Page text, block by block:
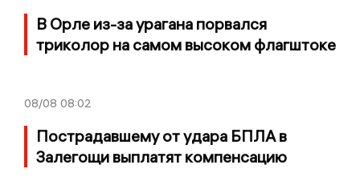
В Орле из-за урагана порвался
триколор на самом высоком флагштоке
08/08 08:02
Пострадавшему от удара БПЛА в
Залегощи выплатят компенсацию